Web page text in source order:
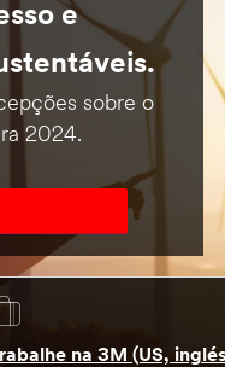
e
sobre o
2024.
na 3M (US,